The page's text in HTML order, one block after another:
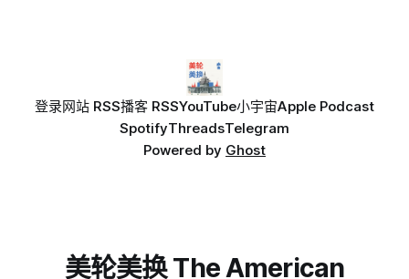
登录网站 RSS播客 RSSYouTube小宇宙Apple Podcast
SpotifyThreadsTelegram
Powered by Ghost
美轮美换 The American